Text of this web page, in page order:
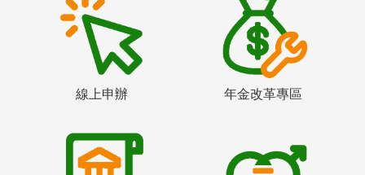
線上申辦 年金改革專區